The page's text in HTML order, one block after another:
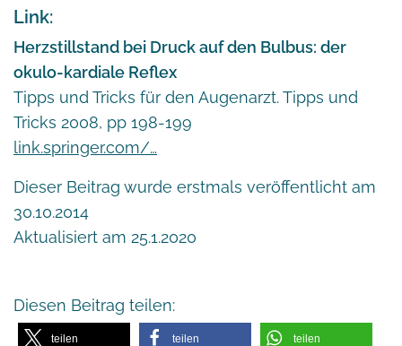
Link:
Herzstillstand bei Druck auf den Bulbus: der
okulo-kardiale Reflex
Tipps und Tricks für den Augenarzt. Tipps und
Tricks 2008, pp 198-199
link.springer.com/…
Dieser Beitrag wurde erstmals veröffentlicht am
30.10.2014
Aktualisiert am 25.1.2020
Diesen Beitrag teilen:
teilen teilen teilen